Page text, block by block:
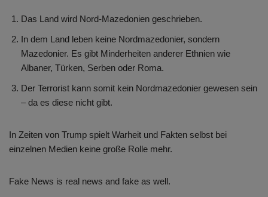
Das Land wird Nord-Mazedonien geschrieben.
In dem Land leben keine Nordmazedonier, sondern
Mazedonier. Es gibt Minderheiten anderer Ethnien wie
Albaner, Türken, Serben oder Roma.
Der Terrorist kann somit kein Nordmazedonier gewesen sein
– da es diese nicht gibt.
In Zeiten von Trump spielt Warheit und Fakten selbst bei
einzelnen Medien keine große Rolle mehr.
Fake News is real news and fake as well.